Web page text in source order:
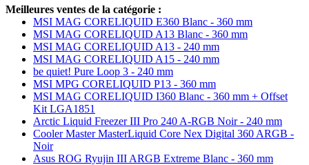
Meilleures ventes de la catégorie :
MSI MAG CORELIQUID E360 Blanc - 360 mm
MSI MAG CORELIQUID A13 Blanc - 360 mm
MSI MAG CORELIQUID A13 - 240 mm
MSI MAG CORELIQUID A15 - 240 mm
be quiet! Pure Loop 3 - 240 mm
MSI MPG CORELIQUID P13 - 360 mm
MSI MAG CORELIQUID I360 Blanc - 360 mm + Offset
Kit LGA1851
Arctic Liquid Freezer III Pro 240 A-RGB Noir - 240 mm
Cooler Master MasterLiquid Core Nex Digital 360 ARGB -
Noir
Asus ROG Ryujin III ARGB Extreme Blanc - 360 mm